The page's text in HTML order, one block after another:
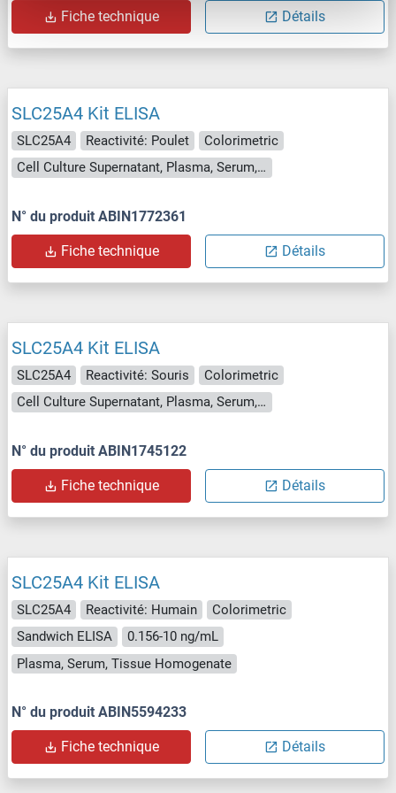
Fiche technique Détails
SLC25A4 Kit ELISA
SLC25A4 Reactivité: Poulet
Colorimetric
Cell Culture Supernatant, Plasma, Serum, Tissue Homogenate
N° du produit ABIN1772361
Fiche technique Détails
SLC25A4 Kit ELISA
SLC25A4 Reactivité: Souris
Colorimetric
Cell Culture Supernatant, Plasma, Serum, Tissue Homogenate
N° du produit ABIN1745122
Fiche technique Détails
SLC25A4 Kit ELISA
SLC25A4 Reactivité: Humain
Colorimetric
Sandwich ELISA
0.156-10 ng/mL
Plasma, Serum, Tissue Homogenate
N° du produit ABIN5594233
Fiche technique Détails